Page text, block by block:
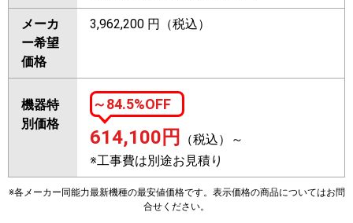
メーカ
ー希望
価格
3,962,200 円（税込）
機器特
別価格
～84.5%OFF
614,100 円
（税込）～
※工事費は別途お見積り
※各メーカー同能力最新機種の最安値価格です。表示価格の商品についてはお問
合せください。